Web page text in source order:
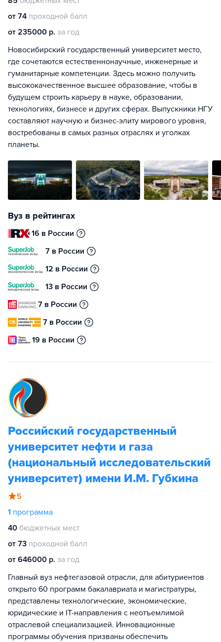
от 74 проходной балл
от 235000 р. за год
Новосибирский государственный университет место,
где сочетаются естественнонаучные, инженерные и
гуманитарные компетенции. Здесь можно получить
высококачественное высшее образование, чтобы в
будущем строить карьеру в науке, образовании,
технологиях, бизнесе и других сферах. Выпускники НГУ
составляют научную и бизнес-элиту мирового уровня,
востребованы в самых разных отраслях и уголках
планеты.
Вуз в рейтингах
16 в России
7 в России
12 в России
13 в России
7 в России
7 в России
19 в России
Российский государственный
университет нефти и газа
(национальный исследовательский
университет) имени И.М. Губкина
5
1 программа
40 бюджетных мест
от 73 проходной балл
от 646000 р. за год
Главный вуз нефтегазовой отрасли, для абитуриентов
открыто 60 программ бакалавриата и магистратуры,
представлены технологические, экономические,
юридические и IT-направления с неотъемлимой
отраслевой специализацией. Инновационные
программы обучения призваны обеспечить